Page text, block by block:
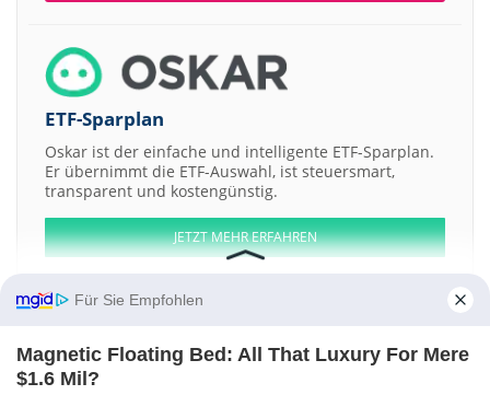
ETF-Sparplan
Oskar ist der einfache und intelligente ETF-Sparplan.
Er übernimmt die ETF-Auswahl, ist steuersmart,
transparent und kostengünstig.
JETZT MEHR ERFAHREN
Aktien ATX DAX EuroStoxx 50 Dow Jones NASDAQ 100 Nikkei 225
Für Sie Empfohlen
Magnetic Floating Bed: All That Luxury For Mere
$1.6 Mil?